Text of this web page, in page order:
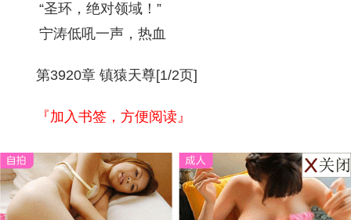
“圣环，绝对领域！”
宁涛低吼一声，热血
第3920章 镇猿天尊[1/2页]
『加入书签，方便阅读』